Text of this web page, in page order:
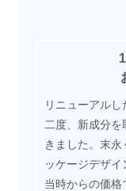
リニューアル
二度、新成分
きました。末
ッケージデザ
当時からの価格